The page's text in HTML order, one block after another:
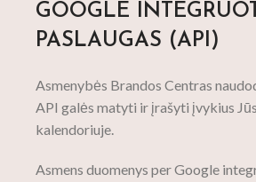
GOOGLE
PASLAUGAS (API)
Asmenybės Brandos Centras
API galės matyti ir įrašyti įvykius
kalendoriuje.
Asmens duomenys per Google